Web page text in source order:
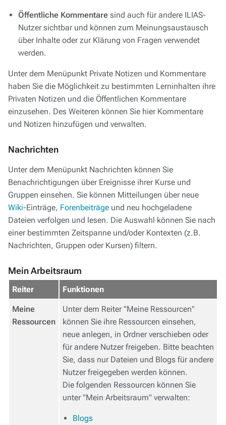
Öffentliche Kommentare sind auch für andere ILIAS-
Nutzer sichtbar und können zum Meinungsaustausch
über Inhalte oder zur Klärung von Fragen verwendet
werden.
Unter dem Menüpunkt Private Notizen und Kommentare
haben Sie die Möglichkeit zu bestimmten Lerninhalten ihre
Privaten Notizen und die Öffentlichen Kommentare
einzusehen. Des Weiteren können Sie hier Kommentare
und Notizen hinzufügen und verwalten.
Nachrichten
Unter dem Menüpunkt Nachrichten können Sie
Benachrichtigungen über Ereignisse ihrer Kurse und
Gruppen einsehen. Sie können Mitteilungen über neue
Wiki-Einträge, Forenbeiträge und neu hochgeladene
Dateien verfolgen und lesen. Die Auswahl können Sie nach
einer bestimmten Zeitspanne und/oder Kontexten (z.B.
Nachrichten, Gruppen oder Kursen) filtern.
Mein Arbeitsraum
Reiter Funktionen
Meine
Ressourcen
Unter dem Reiter "Meine Ressourcen"
können Sie ihre Ressourcen einsehen,
neue anlegen, in Ordner verschieben oder
für andere Nutzer freigeben. Bitte beachten
Sie, dass nur Dateien und Blogs für andere
Nutzer freigegeben werden können.
Die folgenden Ressourcen können Sie
unter "Mein Arbeitsraum" verwalten:
Blogs